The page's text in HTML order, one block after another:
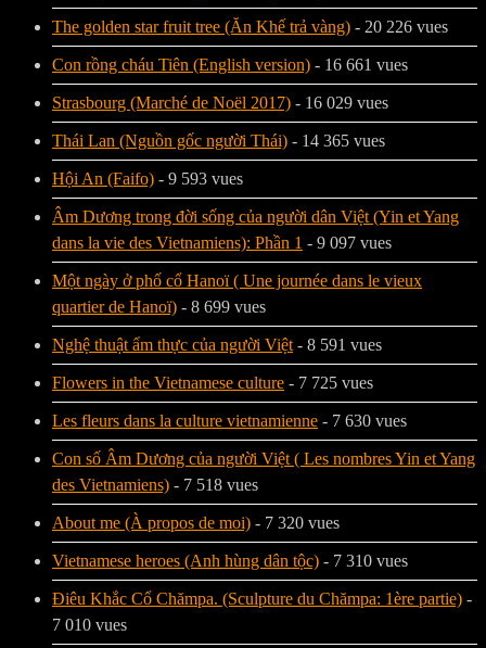
The golden star fruit tree (Ăn Khế trả vàng) - 20 226 vues
Con rồng cháu Tiên (English version) - 16 661 vues
Strasbourg (Marché de Noël 2017) - 16 029 vues
Thái Lan (Nguồn gốc người Thái) - 14 365 vues
Hội An (Faifo) - 9 593 vues
Âm Dương trong đời sống của người dân Việt (Yin et Yang
dans la vie des Vietnamiens): Phần 1 - 9 097 vues
Một ngày ở phố cổ Hanoï ( Une journée dans le vieux
quartier de Hanoï) - 8 699 vues
Nghệ thuật ẩm thực của người Việt- 8 591 vues
Flowers in the Vietnamese culture - 7 725 vues
Les fleurs dans la culture vietnamienne - 7 630 vues
Con số Âm Dương của người Việt ( Les nombres Yin et Yang
des Vietnamiens) - 7 518 vues
About me (À propos de moi) - 7 320 vues
Vietnamese heroes (Anh hùng dân tộc) - 7 310 vues
Điêu Khắc Cổ Chămpa. (Sculpture du Chămpa: 1ère partie) -
7 010 vues